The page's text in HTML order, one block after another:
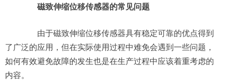
磁致伸缩位移传感器的常见问题
由于磁致伸缩位移传感器具有稳定可靠的优点得到
了广泛的应用，但在实际使用过程中难免会遇到一些问题，
如何有效避免故障的发生也是在生产过程中应该着重考虑的
内容。